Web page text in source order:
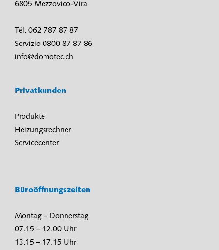
6805 Mezzovico-Vira
Tél. 062 787 87 87
Servizio 0800 87 87 86
info@domotec.ch
Privatkunden
Produkte
Heizungsrechner
Servicecenter
Büroöffnungszeiten
Montag – Donnerstag
07.15 – 12.00 Uhr
13.15 – 17.15 Uhr